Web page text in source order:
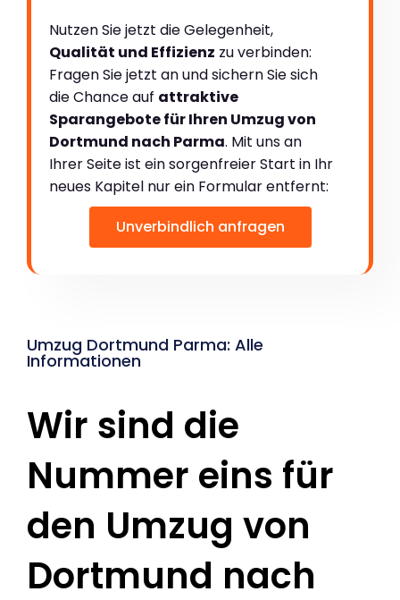
Nutzen Sie jetzt die Gelegenheit,
Qualität und Effizienz zu verbinden:
Fragen Sie jetzt an und sichern Sie sich
die Chance auf attraktive
Sparangebote für Ihren Umzug von
Dortmund nach Parma. Mit uns an
Ihrer Seite ist ein sorgenfreier Start in Ihr
neues Kapitel nur ein Formular entfernt:
Unverbindlich anfragen
Umzug Dortmund Parma: Alle
Informationen
Wir sind die
Nummer eins für
den Umzug von
Dortmund nach